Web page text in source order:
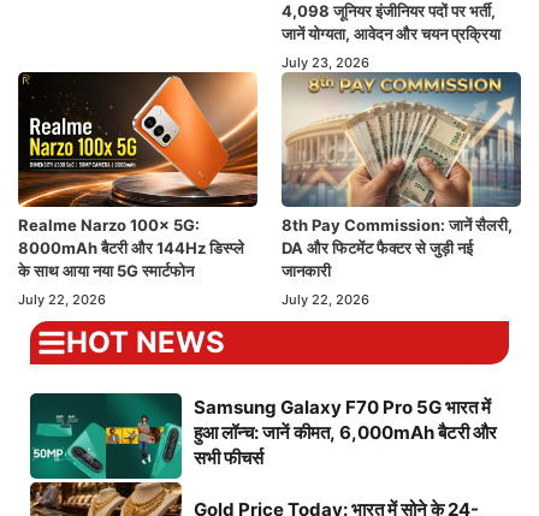
4,098 जूनियर इंजीनियर पदों पर भर्ती,
जानें योग्यता, आवेदन और चयन प्रक्रिया
July 23, 2026
Realme Narzo 100x 5G:
8000mAh बैटरी और 144Hz डिस्प्ले
के साथ आया नया 5G स्मार्टफोन
July 22, 2026
8th Pay Commission: जानें सैलरी,
DA और फिटमेंट फैक्टर से जुड़ी नई
जानकारी
July 22, 2026
HOT NEWS
Samsung Galaxy F70 Pro 5G भारत में
हुआ लॉन्च: जानें कीमत, 6,000mAh बैटरी और
सभी फीचर्स
Gold Price Today: भारत में सोने के 24-